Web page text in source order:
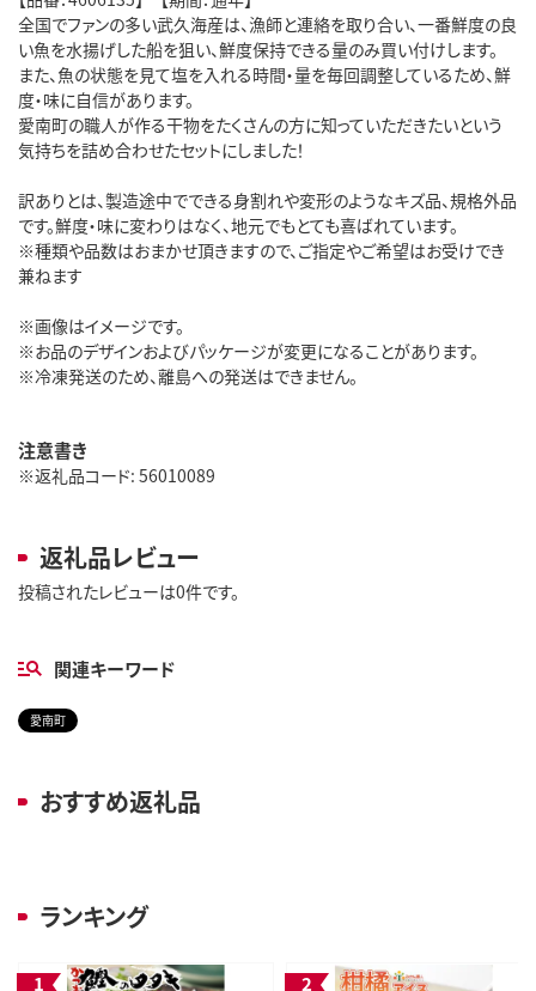
全国でファンの多い武久海産は、漁師と連絡を取り合い、一番鮮度の良
い魚を水揚げした船を狙い、鮮度保持できる量のみ買い付けします。
また、魚の状態を見て塩を入れる時間・量を毎回調整しているため、鮮
度・味に自信があります。
愛南町の職人が作る干物をたくさんの方に知っていただきたいという
気持ちを詰め合わせたセットにしました！
訳ありとは、製造途中でできる身割れや変形のようなキズ品、規格外品
です。鮮度・味に変わりはなく、地元でもとても喜ばれています。
※種類や品数はおまかせ頂きますので、ご指定やご希望はお受けでき
兼ねます
※画像はイメージです。
※お品のデザインおよびパッケージが変更になることがあります。
※冷凍発送のため、離島への発送はできません。
注意書き
※返礼品コード: 56010089
返礼品レビュー
投稿されたレビューは0件です。
関連キーワード
愛南町
おすすめ返礼品
ランキング